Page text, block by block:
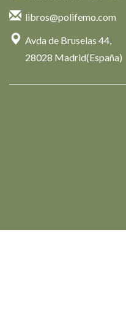
libros@polifemo.com
Avda de Bruselas 44,
28028 Madrid(España)